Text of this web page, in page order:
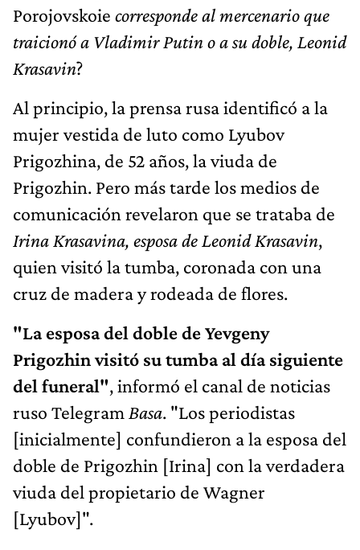
Porojovskoie corresponde al mercenario que
traicionó a Vladimir Putin o a su doble, Leonid
Krasavin?
Al principio, la prensa rusa identificó a la
mujer vestida de luto como Lyubov
Prigozhina, de 52 años, la viuda de
Prigozhin. Pero más tarde los medios de
comunicación revelaron que se trataba de
Irina Krasavina, esposa de Leonid Krasavin,
quien visitó la tumba, coronada con una
cruz de madera y rodeada de flores.
‌"La esposa del doble de Yevgeny
Prigozhin visitó su tumba al día siguiente
del funeral", informó el canal de noticias
ruso Telegram Basa. "Los periodistas
[inicialmente] confundieron a la esposa del
doble de Prigozhin [Irina] con la verdadera
viuda del propietario de Wagner
[Lyubov]".